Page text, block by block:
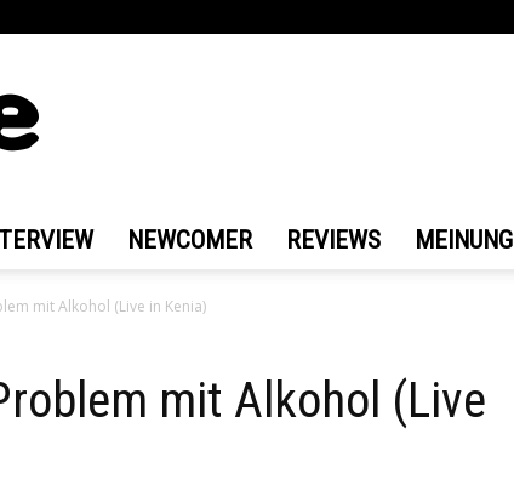
NEWCOMER REVIEWS MEINUNG
mit Alkohol (Live in Kenia)
mit Alkohol (Live